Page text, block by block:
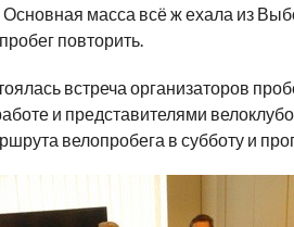
масса всё ж ехала из
повторить.
встреча организаторов
и представителями
велопробега в субботу и